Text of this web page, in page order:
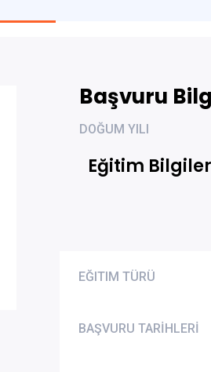
Başvuru
DOĞUM YILI
Eğitim
EĞITIM TÜRÜ
BAŞVURU TARİHLERİ